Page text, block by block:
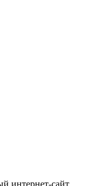
интернет-сайт